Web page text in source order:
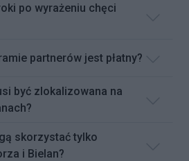
po wyrażeniu chęci
partnerów jest płatny?
być zlokalizowana na
skorzystać tylko
i Bielan?